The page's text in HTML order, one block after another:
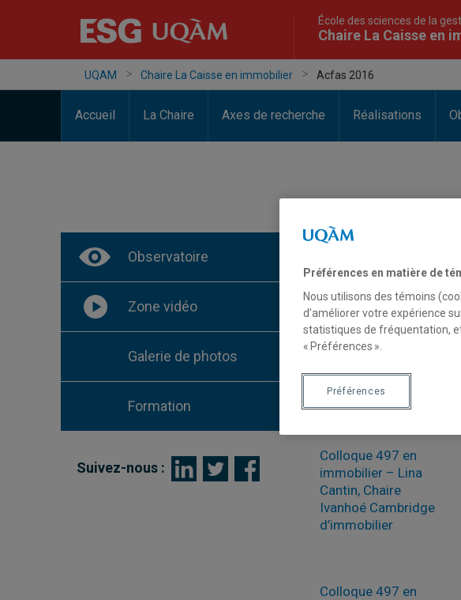
École des sciences de la
Chaire La Caisse en
UQAM Chaire La Caisse en immobilier Acfas 2016
Accueil La Chaire Axes de recherche Réalisations
Observatoire
Zone vidéo
Galerie de photos
Formation
Suivez-nous :
Acfas 2016
Colloque 497 en
immobilier – Mot de
bienvenue
Colloque 497 en
immobilier – Lina
Cantin, Chaire
Ivanhoé Cambridge
d’immobilier
Colloque 497 en
Préférences en matière de
Nous utilisons des témoins
d’améliorer votre expérience
statistiques de fréquentation,
« Préférences ».
Préférences